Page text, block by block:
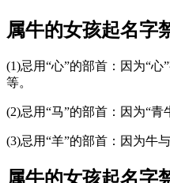
属牛的女孩起名字
(1)忌用“心”的部首：因为“
等。
(2)忌用“马”的部首：因为“
(3)忌用“羊”的部首：因为牛
属牛的女孩起名字